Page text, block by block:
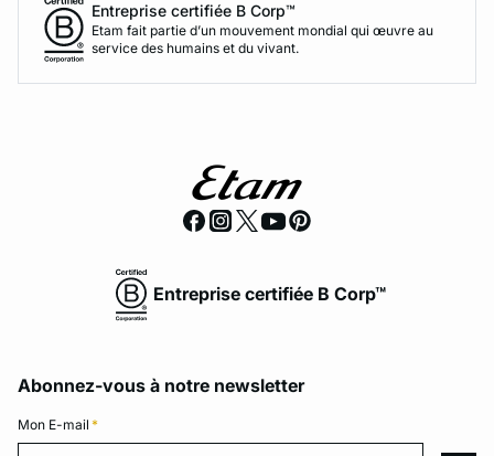
Entreprise certifiée B Corp™
Etam fait partie d’un mouvement mondial qui œuvre au
service des humains et du vivant.
Entreprise certifiée B Corp™
Abonnez-vous à notre newsletter
Mon E-mail *